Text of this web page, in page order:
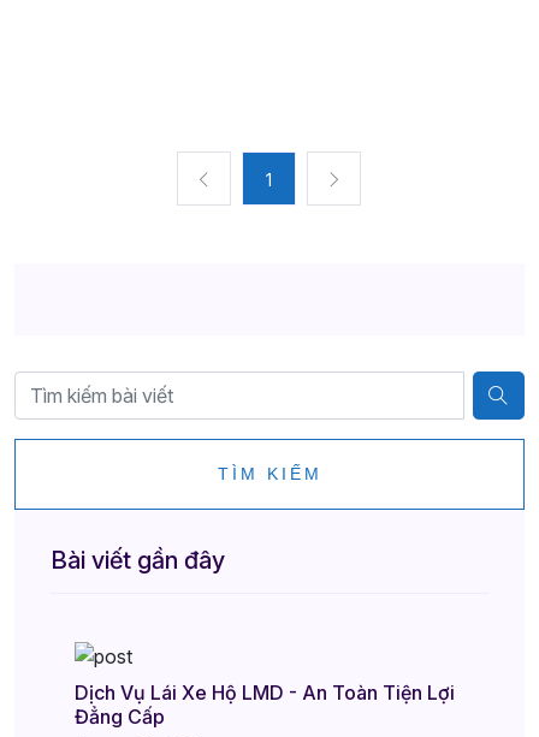
1
TÌM KIẾM
Bài viết gần đây
Dịch Vụ Lái Xe Hộ LMD - An Toàn Tiện Lợi
Đẳng Cấp